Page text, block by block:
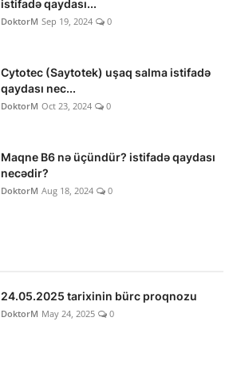
istifadə qaydası...
DoktorM Sep 19, 2024 0
Cytotec (Saytotek) uşaq salma istifadə
qaydası nec...
DoktorM Oct 23, 2024 0
Maqne B6 nə üçündür? istifadə qaydası
necədir?
DoktorM Aug 18, 2024 0
24.05.2025 tarixinin bürc proqnozu
DoktorM May 24, 2025 0